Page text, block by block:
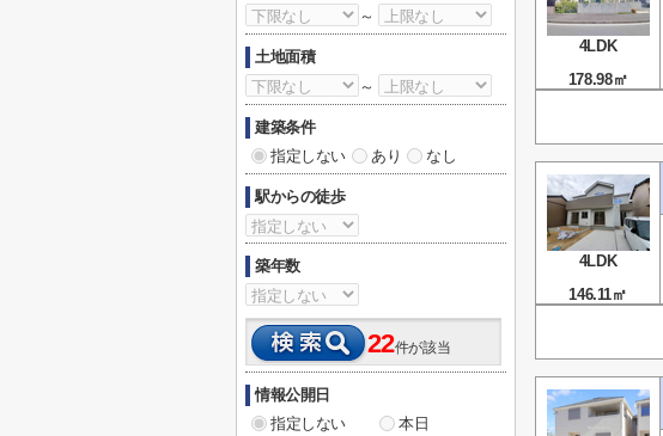
4LDK
178.98㎡
4LDK
146.11㎡
～
土地面積
～
建築条件
指定しない
あり なし
駅からの徒歩
築年数
22件が該当
情報公開日
指定しない
本日